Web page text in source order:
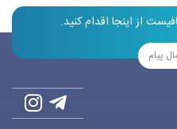
از اینجا اقدام کنید.
پیام